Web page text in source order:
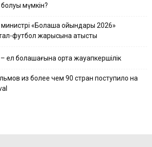
болуы мүмкін?
«Болашақ ойындары 2026»
футбол жарысына қатысты
ел болашағына ортақ жауапкершілік
из более чем 90 стран поступило на